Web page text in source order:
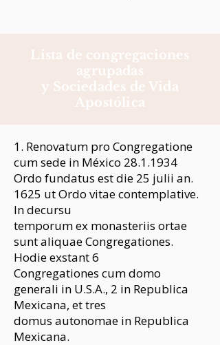
Lista de congregaciones
agrupadas
y Sociedades de Vida
Apostólica
1. Renovatum pro Congregatione
cum sede in México 28.1.1934
Ordo fundatus est die 25 julii an.
1625 ut Ordo vitae contemplative.
In decursu
temporum ex monasteriis ortae
sunt aliquae Congregationes.
Hodie exstant 6
Congregationes cum domo
generali in U.S.A., 2 in Republica
Mexicana, et tres
domus autonomae in Republica
Mexicana.